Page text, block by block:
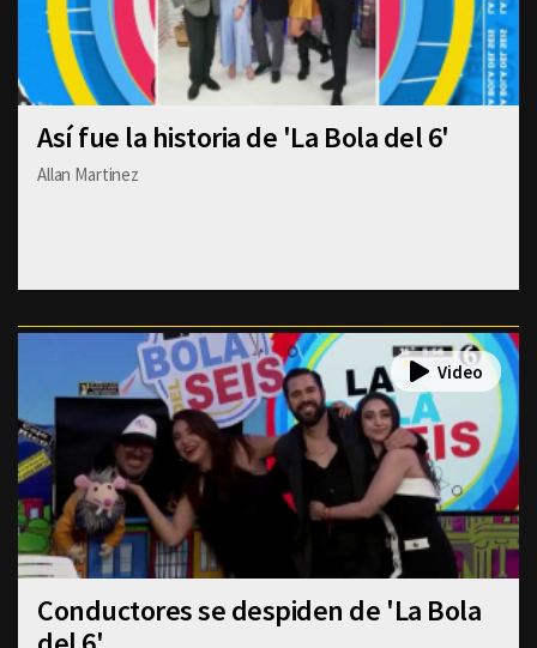
Así fue la historia de 'La Bola del 6'
Allan Martinez
Conductores se despiden de 'La Bola